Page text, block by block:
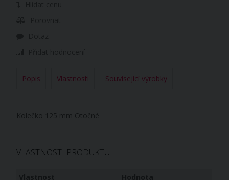
Popis Vlastnosti Související výrobky
Kolečko 125 mm Otočné
VLASTNOSTI PRODUKTU